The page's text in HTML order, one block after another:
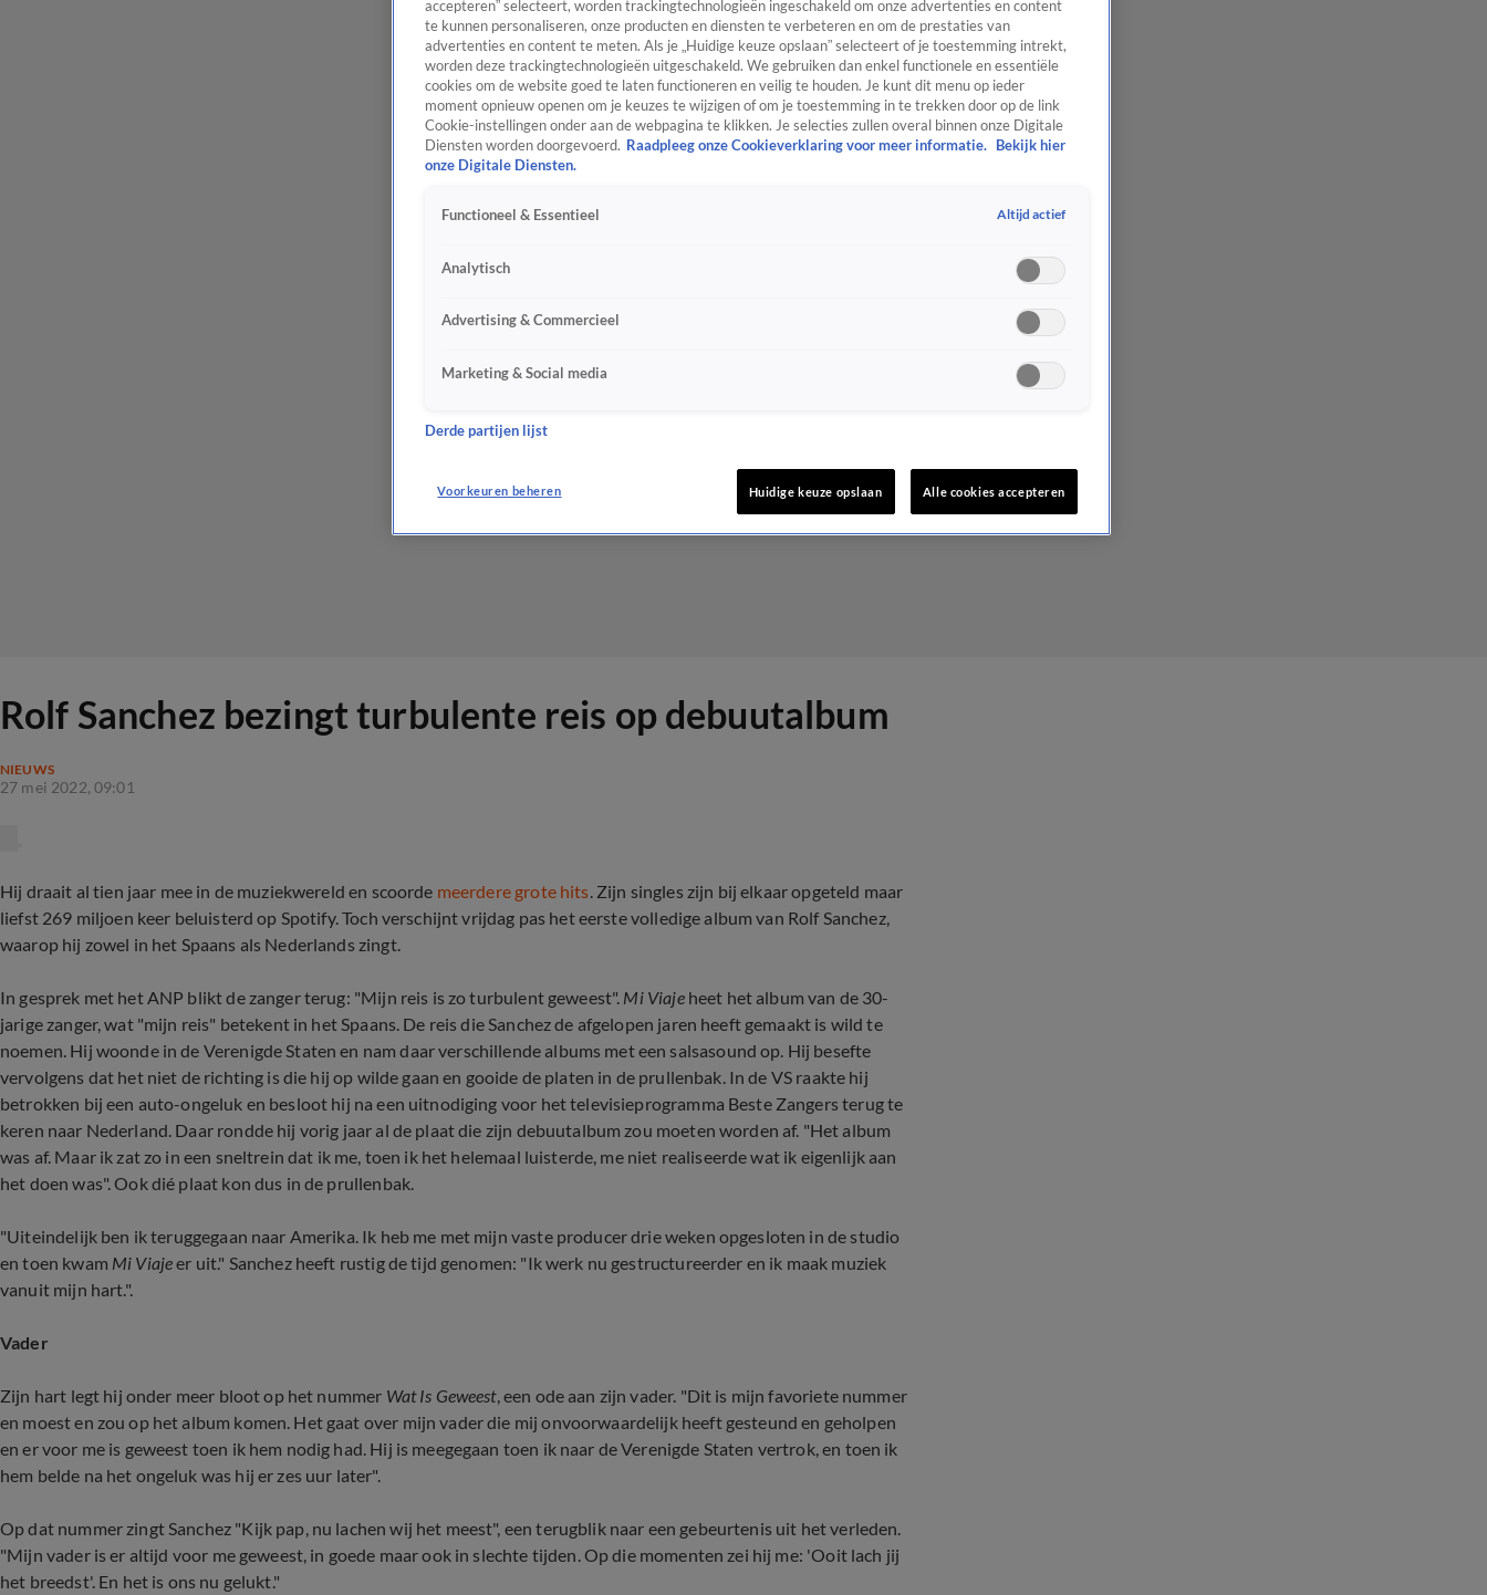
Rolf Sanchez bezingt turbulente reis op debuutalbum
NIEUWS
27 mei 2022, 09:01
Hij draait al tien jaar mee in de muziekwereld en scoorde meerdere grote hits. Zijn singles zijn bij elkaar opgeteld maar
liefst 269 miljoen keer beluisterd op Spotify. Toch verschijnt vrijdag pas het eerste volledige album van Rolf Sanchez,
waarop hij zowel in het Spaans als Nederlands zingt.
In gesprek met het ANP blikt de zanger terug: "Mijn reis is zo turbulent geweest". Mi Viajeheet het album van de 30-
jarige zanger, wat "mijn reis" betekent in het Spaans. De reis die Sanchez de afgelopen jaren heeft gemaakt is wild te
noemen. Hij woonde in de Verenigde Staten en nam daar verschillende albums met een salsasound op. Hij besefte
vervolgens dat het niet de richting is die hij op wilde gaan en gooide de platen in de prullenbak. In de VS raakte hij
betrokken bij een auto-ongeluk en besloot hij na een uitnodiging voor het televisieprogramma Beste Zangers terug te
keren naar Nederland. Daar rondde hij vorig jaar al de plaat die zijn debuutalbum zou moeten worden af. "Het album
was af. Maar ik zat zo in een sneltrein dat ik me, toen ik het helemaal luisterde, me niet realiseerde wat ik eigenlijk aan
het doen was". Ook dié plaat kon dus in de prullenbak.
"Uiteindelijk ben ik teruggegaan naar Amerika. Ik heb me met mijn vaste producer drie weken opgesloten in de studio
en toen kwam Mi Viajeer uit." Sanchez heeft rustig de tijd genomen: "Ik werk nu gestructureerder en ik maak muziek
vanuit mijn hart.".
Vader
Zijn hart legt hij onder meer bloot op het nummer Wat Is Geweest, een ode aan zijn vader. "Dit is mijn favoriete nummer
en moest en zou op het album komen. Het gaat over mijn vader die mij onvoorwaardelijk heeft gesteund en geholpen
en er voor me is geweest toen ik hem nodig had. Hij is meegegaan toen ik naar de Verenigde Staten vertrok, en toen ik
hem belde na het ongeluk was hij er zes uur later".
Op dat nummer zingt Sanchez "Kijk pap, nu lachen wij het meest", een terugblik naar een gebeurtenis uit het verleden.
"Mijn vader is er altijd voor me geweest, in goede maar ook in slechte tijden. Op die momenten zei hij me: 'Ooit lach jij
het breedst'. En het is ons nu gelukt."
accepteren” selecteert, worden trackingtechnologieën ingeschakeld om onze advertenties en content
te kunnen personaliseren, onze producten en diensten te verbeteren en om de prestaties van
advertenties en content te meten. Als je „Huidige keuze opslaan” selecteert of je toestemming intrekt,
worden deze trackingtechnologieën uitgeschakeld. We gebruiken dan enkel functionele en essentiële
cookies om de website goed te laten functioneren en veilig te houden. Je kunt dit menu op ieder
moment opnieuw openen om je keuzes te wijzigen of om je toestemming in te trekken door op de link
Cookie-instellingen onder aan de webpagina te klikken. Je selecties zullen overal binnen onze Digitale
Diensten worden doorgevoerd. Raadpleeg onze Cookieverklaring voor meer informatie.
Bekijk hier
onze Digitale Diensten.
Functioneel & Essentieel Altijd actief
Analytisch
Advertising & Commercieel
Marketing & Social media
Derde partijen lijst
Voorkeuren beheren Huidige keuze opslaan Alle cookies accepteren